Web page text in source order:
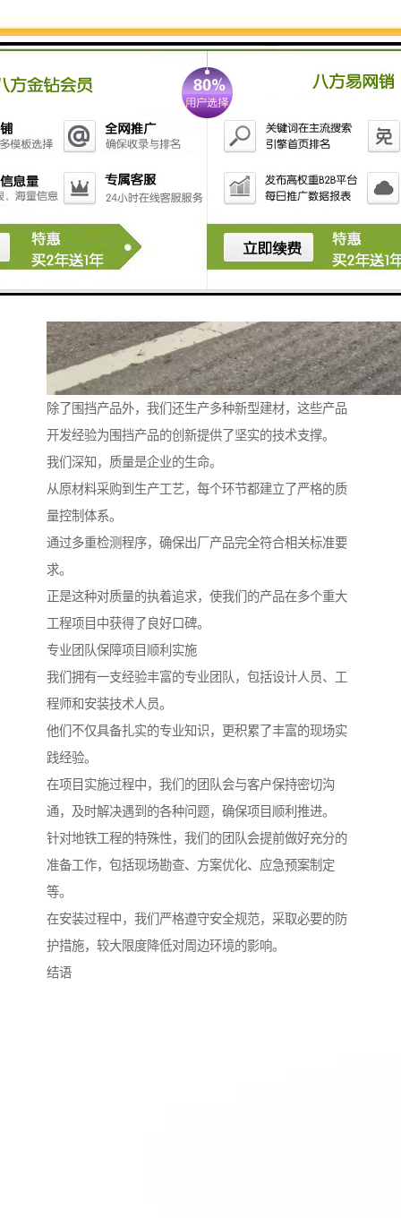
除了围挡产品外，我们还生产多种新型建材，这些产品
开发经验为围挡产品的创新提供了坚实的技术支撑。
我们深知，质量是企业的生命。
从原材料采购到生产工艺，每个环节都建立了严格的质
量控制体系。
通过多重检测程序，确保出厂产品完全符合相关标准要
求。
正是这种对质量的执着追求，使我们的产品在多个重大
工程项目中获得了良好口碑。
专业团队保障项目顺利实施
我们拥有一支经验丰富的专业团队，包括设计人员、工
程师和安装技术人员。
他们不仅具备扎实的专业知识，更积累了丰富的现场实
践经验。
在项目实施过程中，我们的团队会与客户保持密切沟
通，及时解决遇到的各种问题，确保项目顺利推进。
针对地铁工程的特殊性，我们的团队会提前做好充分的
准备工作，包括现场勘查、方案优化、应急预案制定
等。
在安装过程中，我们严格遵守安全规范，采取必要的防
护措施，较大限度降低对周边环境的影响。
结语